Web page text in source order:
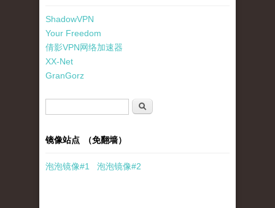
ShadowVPN
Your Freedom
倩影VPN网络加速器
XX-Net
GranGorz
搜索
镜像站点 （免翻墙）
泡泡镜像#1 泡泡镜像#2